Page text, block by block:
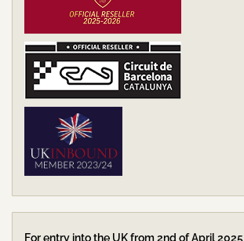
For entry into the UK from 2nd of April 2025